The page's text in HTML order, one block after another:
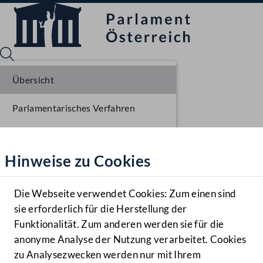
Hilfe
Benutzer
Navigationsmenü öffnen
MENÜ
Hinweise zu Cookies
Die Webseite verwendet Cookies: Zum einen sind
sie erforderlich für die Herstellung der
Funktionalität. Zum anderen werden sie für die
anonyme Analyse der Nutzung verarbeitet. Cookies
zu Analysezwecken werden nur mit Ihrem
Übersicht
Parlamentarisches Verfahren
Ausschussberatungen NR
Plenarberatungen NR
Einlangen BR
Ausschussberatungen BR